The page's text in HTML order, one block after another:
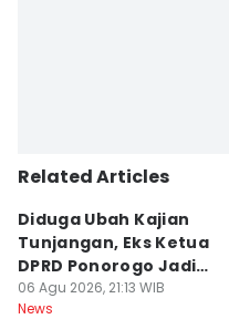
Related Articles
Diduga Ubah Kajian
Tunjangan, Eks Ketua
DPRD Ponorogo Jadi
Tersangka
06 Agu 2026, 21:13 WIB
News